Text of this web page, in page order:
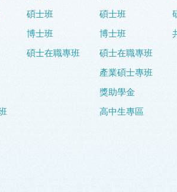
碩士班
博士班
碩士在職專班
碩士班
博士班
碩士在職專班
產業碩士專班
獎助學金
高中生專區